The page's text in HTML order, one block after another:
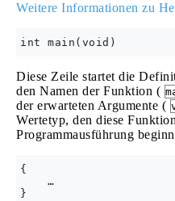
Weitere Informationen zu
Diese Zeile startet die
den Namen der Funktion (
der erwarteten Argumente (
Wertetyp, den diese
Programmausführung
{
    …